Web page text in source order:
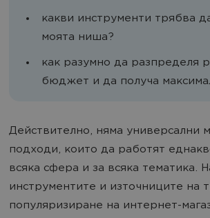
какви инструменти трябва
моята ниша?
как разумно да разпределя
бюджет и да получа
Действително, няма универсални
подходи, които да работят
всяка сфера и за всяка тематика.
инструментите и източниците на
популяризиране на интернет-